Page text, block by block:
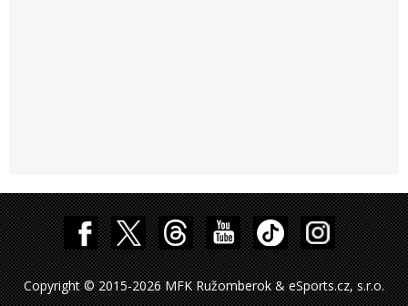
Copyright © 2015-2026 MFK Ružomberok & eSports.cz, s.r.o.